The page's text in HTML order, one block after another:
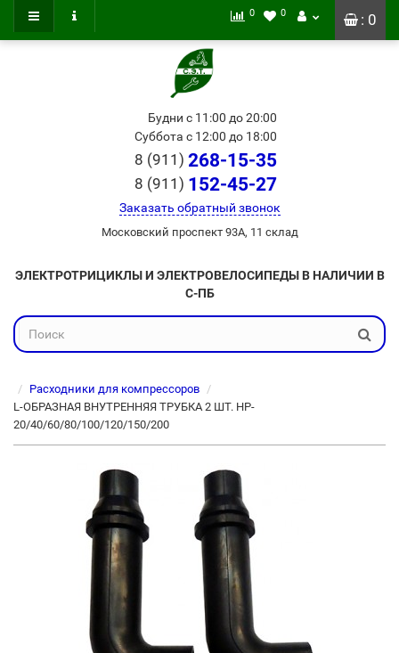
: 0
0 0
Будни с 11:00 до 20:00
Суббота с 12:00 до 18:00
8 (911) 268-15-35
8 (911) 152-45-27
Заказать обратный звонок
Московский проспект 93А, 11 склад
ЭЛЕКТРОТРИЦИКЛЫ И ЭЛЕКТРОВЕЛОСИПЕДЫ В НАЛИЧИИ В
С-ПБ
Расходники для компрессоров
L-ОБРАЗНАЯ ВНУТРЕННЯЯ ТРУБКА 2 ШТ. HP-
20/40/60/80/100/120/150/200